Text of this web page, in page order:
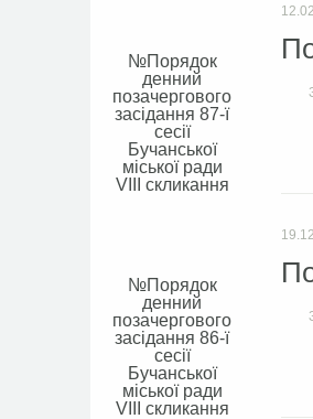
Порядок
денний
позачергового
засідання 87-ї
сесії
Бучанської
міської ради
VIIІ скликання
Порядок
денний
позачергового
засідання 86-ї
сесії
Бучанської
міської ради
VIIІ скликання